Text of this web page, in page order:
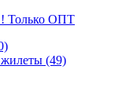
ОПТ
(49)